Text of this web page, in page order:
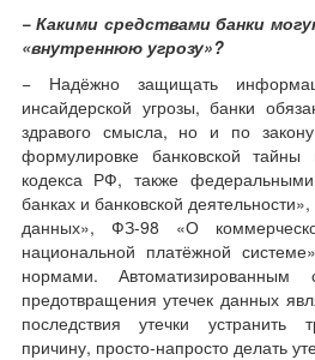
− Какими средствами банки
«внутреннюю угрозу»?
− Надёжно защищать
инсайдерской угрозы, банки
здравого смысла, но и по
формулировке банковской
кодекса РФ, также
банках и банковской
данных», ФЗ-98 «О
национальной платёжной
нормами. Автоматизированным
предотвращения утечек данных
последствия утечки устранить
причину, просто-напросто делать